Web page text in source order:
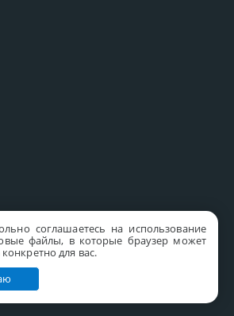
соглашаетесь на использование
файлы, в которые браузер может
для вас.